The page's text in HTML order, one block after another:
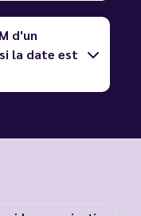
d'un
la date est